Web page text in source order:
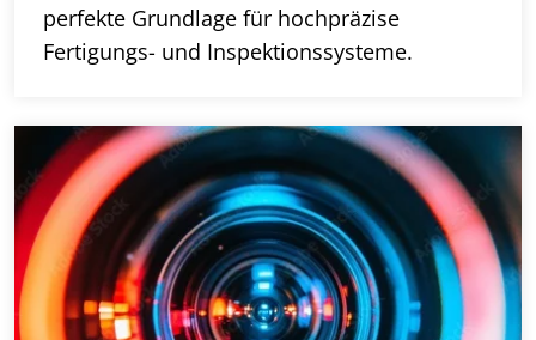
perfekte Grundlage für hochpräzise
Fertigungs- und Inspektionssysteme.